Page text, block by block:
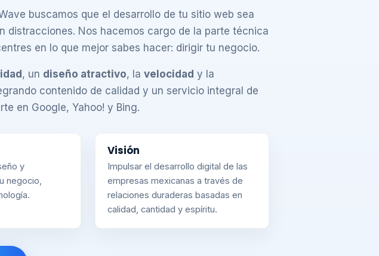
buscamos que el desarrollo de tu sitio web sea
distracciones. Nos hacemos cargo de la parte técnica
en lo que mejor sabes hacer: dirigir tu negocio.
, un diseño atractivo, la velocidad y la
contenido de calidad y un servicio integral de
en Google, Yahoo! y Bing.
y
negocio,
Visión
Impulsar el desarrollo digital de las
empresas mexicanas a través de
relaciones duraderas basadas en
calidad, cantidad y espíritu.